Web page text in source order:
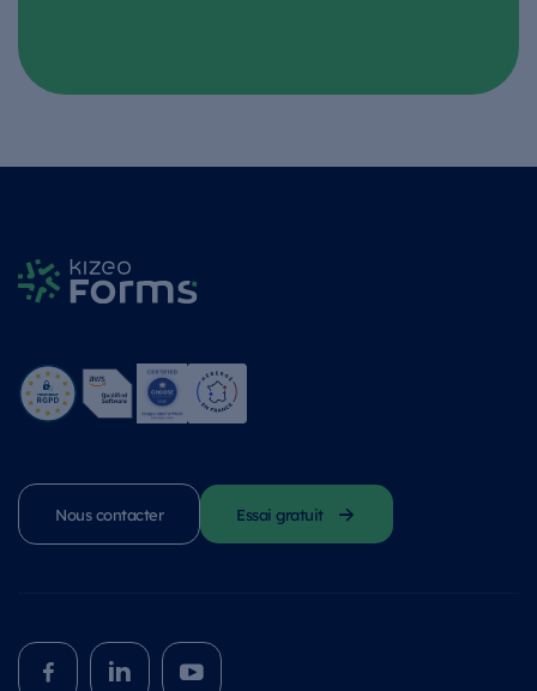
Nous contacter Essai gratuit